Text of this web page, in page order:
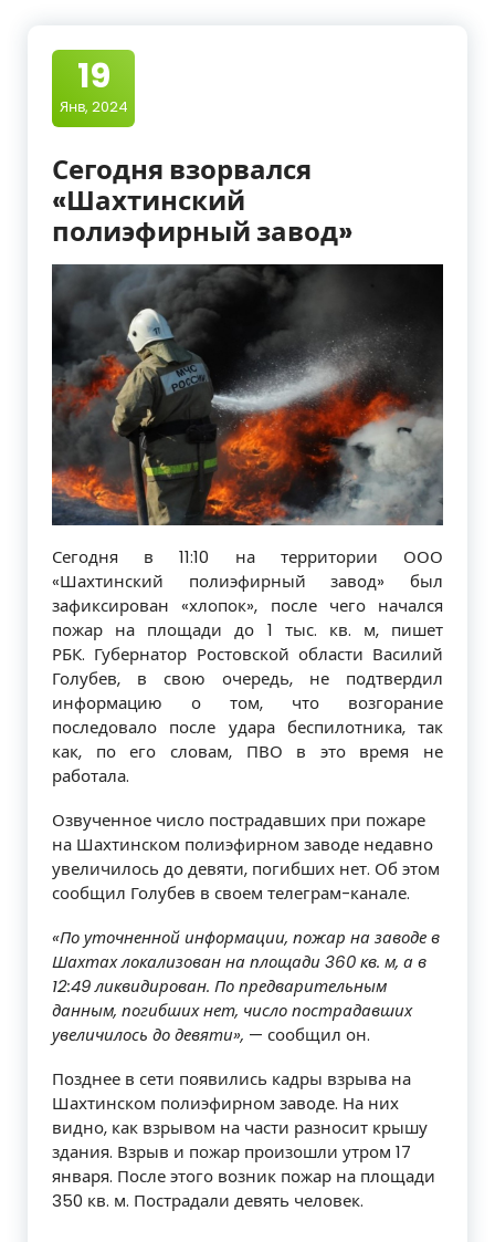
19
Янв, 2024
Сегодня взорвался
«Шахтинский
полиэфирный завод»
Сегодня в 11:10 на территории ООО
«Шахтинский полиэфирный завод» был
зафиксирован «хлопок», после чего начался
пожар на площади до 1 тыс. кв. м, пишет
РБК. Губернатор Ростовской области Василий
Голубев, в свою очередь, не подтвердил
информацию о том, что возгорание
последовало после удара беспилотника, так
как, по его словам, ПВО в это время не
работала.
Озвученное число пострадавших при пожаре
на Шахтинском полиэфирном заводе недавно
увеличилось до девяти, погибших нет. Об этом
сообщил Голубев в своем телеграм-канале.
«По уточненной информации, пожар на заводе в
Шахтах локализован на площади 360 кв. м, а в
12:49 ликвидирован. По предварительным
данным, погибших нет, число пострадавших
увеличилось до девяти», — сообщил он.
Позднее в сети появились кадры взрыва на
Шахтинском полиэфирном заводе. На них
видно, как взрывом на части разносит крышу
здания. Взрыв и пожар произошли утром 17
января. После этого возник пожар на площади
350 кв. м. Пострадали девять человек.